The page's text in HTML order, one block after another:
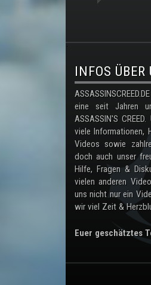
.
INFOS ÜBER
eine seit Jahren
ASSASSIN'S
viele Informationen,
Videos sowie
doch auch unser
Hilfe, Fragen &
vielen anderen
uns nicht nur ein
wir viel Zeit &
Euer geschätztes